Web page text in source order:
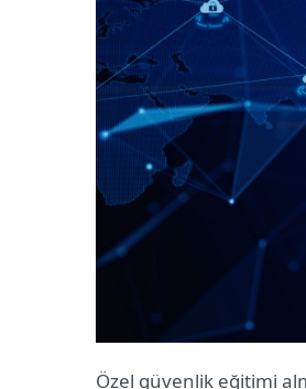
Özel güvenlik eğitimi